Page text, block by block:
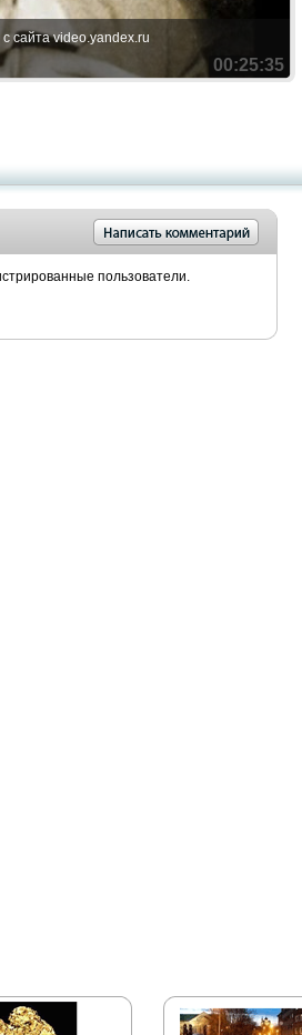
00:25:35
сайта video.yandex.ru
пользователи.